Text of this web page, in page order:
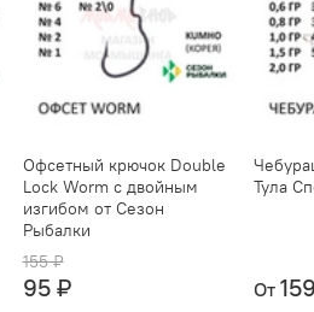
Офсетный крючок Double
Lock Worm с двойным
изгибом от Сезон
Рыбалки
155 ₽
95 ₽
Тула
От